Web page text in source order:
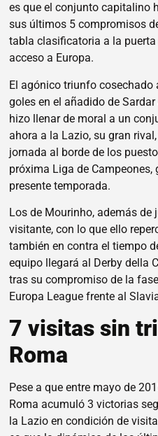
es que el conjunto capitalino
sus últimos 5 compromisos
tabla clasificatoria a la
acceso a Europa.
El agónico triunfo cosechado
goles en el añadido de
hizo llenar de moral a un
ahora a la Lazio, su gran
jornada al borde de los
próxima Liga de
presente temporada.
Los de Mourinho, además de
visitante, con lo que ello
también en contra el tiempo
equipo llegará al Derby della
tras su compromiso de la
Europa League frente al
7 visitas sin
Roma
Pese a que entre mayo de
Roma acumuló 3 victorias
la Lazio en condición de